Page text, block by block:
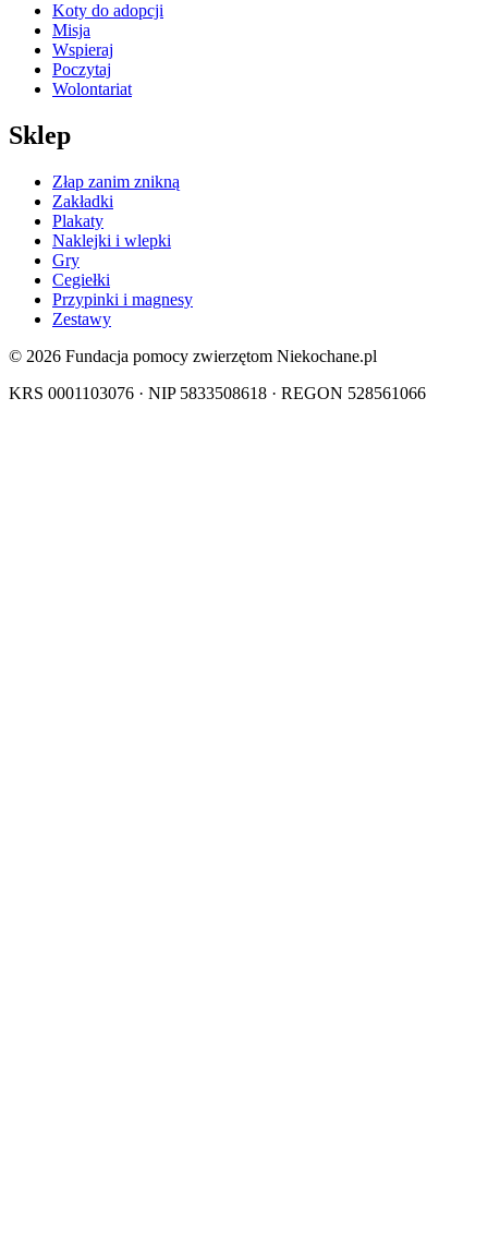
Koty do adopcji
Misja
Wspieraj
Poczytaj
Wolontariat
Sklep
Złap zanim znikną
Zakładki
Plakaty
Naklejki i wlepki
Gry
Cegiełki
Przypinki i magnesy
Zestawy
© 2026 Fundacja pomocy zwierzętom Niekochane.pl
KRS 0001103076 · NIP 5833508618 · REGON 528561066